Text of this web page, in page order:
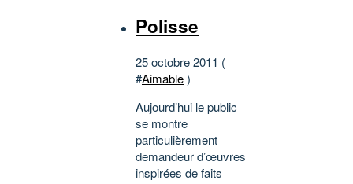
Polisse
25 octobre 2011 (
#Aimable)
Aujourd’hui le public
se montre
particulièrement
demandeur d’œuvres
inspirées de faits